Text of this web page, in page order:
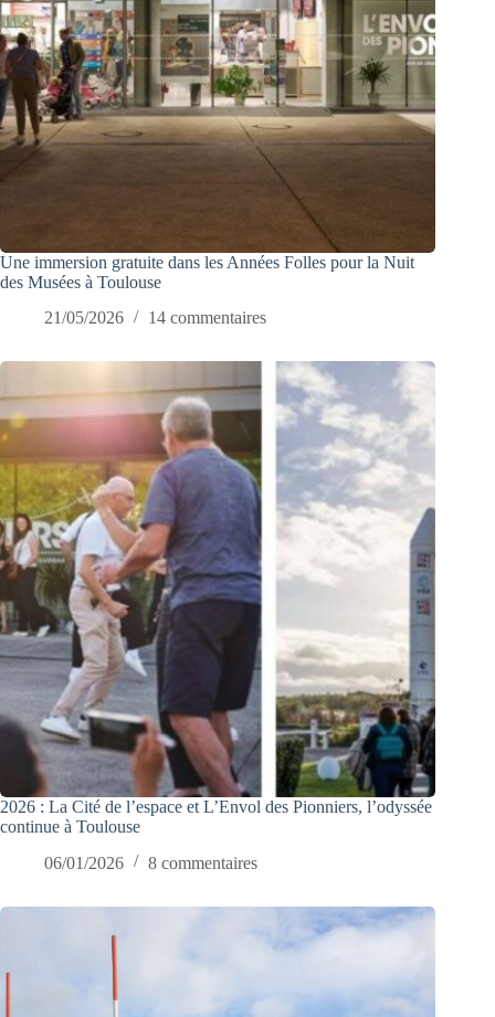
Une immersion gratuite dans les Années Folles pour la Nuit
des Musées à Toulouse
21/05/2026
14 commentaires
2026 : La Cité de l’espace et L’Envol des Pionniers, l’odyssée
continue à Toulouse
06/01/2026
8 commentaires